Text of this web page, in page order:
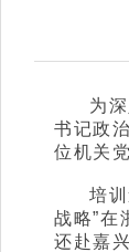
为
书记政
位机关
培
战略”在
还赴嘉